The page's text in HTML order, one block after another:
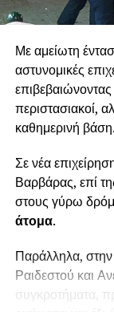
Με αμείωτη
αστυνομικές
επιβεβαιώνοντας
περιστασιακοί,
καθημερινή βάση.
Σε νέα
Βαρβάρας, επί
στους γύρω
άτομα.
Παράλληλα, στην
Ραιδεστού και
συγκροτήματα,